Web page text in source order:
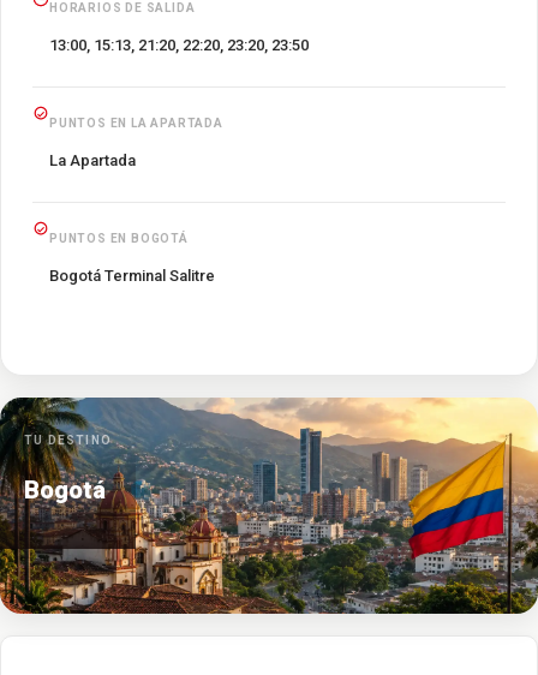
HORARIOS DE SALIDA
13:00, 15:13, 21:20, 22:20, 23:20, 23:50
PUNTOS EN LA APARTADA
La Apartada
PUNTOS EN BOGOTÁ
Bogotá Terminal Salitre
TU DESTINO
Bogotá